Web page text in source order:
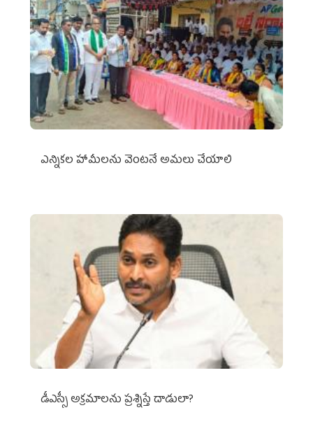
ఎన్నికల హామీలను వెంటనే అమలు చేయాలి
డీఎస్సీ అక్రమాలను ప్రశ్నిస్తే దాడులా?